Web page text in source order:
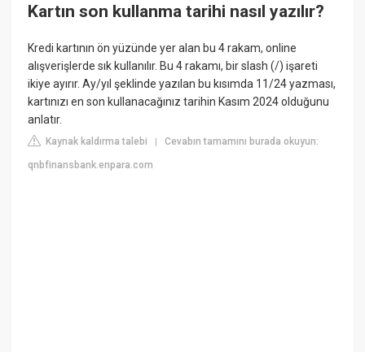
Kartın son kullanma tarihi nasıl yazılır?
Kredi kartının ön yüzünde yer alan bu 4 rakam, online
alışverişlerde sık kullanılır. Bu 4 rakamı, bir slash (/) işareti
ikiye ayırır. Ay/yıl şeklinde yazılan bu kısımda 11/24 yazması,
kartınızı en son kullanacağınız tarihin Kasım 2024 olduğunu
anlatır.
Kaynak kaldırma talebi |Cevabın tamamını burada okuyun:
qnbfinansbank.enpara.com